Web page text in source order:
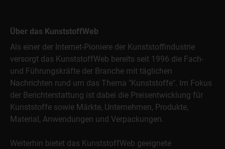
Über das KunststoffWeb
Als einer der Internet-Pioniere der Kunststoffindustrie
versorgt das KunststoffWeb bereits seit 1996 die Fach-
und Führungskräfte der Branche mit täglichen
Nachrichten rund um das Thema "Kunststoffe". Im Fokus
der Berichterstattung ist dabei die Preisentwicklung für
Kunststoffe sowie Märkte, Unternehmen, Produkte,
Material, Anwendungen und Verpackungen.
Weiterhin bietet das KunststoffWeb geeignete